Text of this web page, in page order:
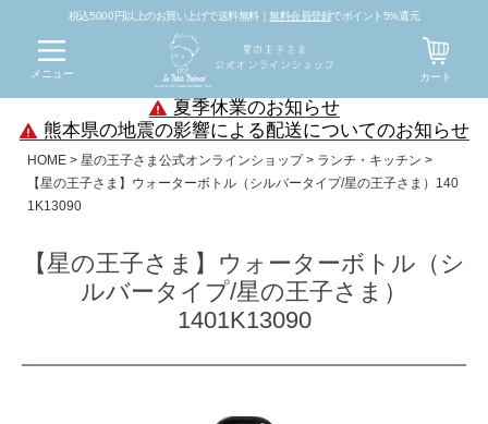
税込5000円以上のお買い上げで送料無料｜無料会員登録でポイント5%還元
メニュー カート
夏季休業のお知らせ
熊本県の地震の影響による配送についてのお知らせ
HOME 星の王子さま公式オンラインショップ
ランチ・キッチン
【星の王子さま】ウォーターボトル（シルバータイプ/星の王子さま）140
1K13090
【星の王子さま】ウォーターボトル（シ
ルバータイプ/星の王子さま）
1401K13090